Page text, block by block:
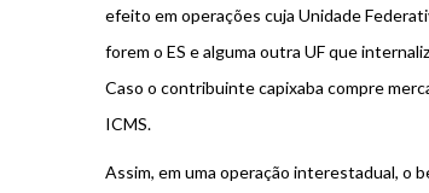
efeito em operações cuja Unidade
forem o ES e alguma outra UF que
Caso o contribuinte capixaba compre
ICMS.
Assim, em uma operação interestadual, o